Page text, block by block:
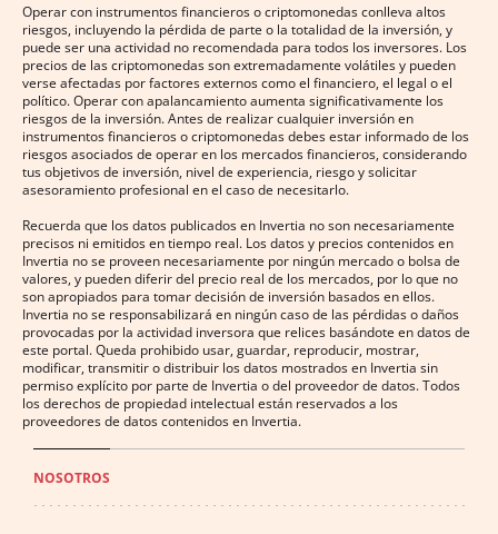
Operar con instrumentos financieros o criptomonedas conlleva altos
riesgos, incluyendo la pérdida de parte o la totalidad de la inversión, y
puede ser una actividad no recomendada para todos los inversores. Los
precios de las criptomonedas son extremadamente volátiles y pueden
verse afectadas por factores externos como el financiero, el legal o el
político. Operar con apalancamiento aumenta significativamente los
riesgos de la inversión. Antes de realizar cualquier inversión en
instrumentos financieros o criptomonedas debes estar informado de los
riesgos asociados de operar en los mercados financieros, considerando
tus objetivos de inversión, nivel de experiencia, riesgo y solicitar
asesoramiento profesional en el caso de necesitarlo.
Recuerda que los datos publicados en Invertia no son necesariamente
precisos ni emitidos en tiempo real. Los datos y precios contenidos en
Invertia no se proveen necesariamente por ningún mercado o bolsa de
valores, y pueden diferir del precio real de los mercados, por lo que no
son apropiados para tomar decisión de inversión basados en ellos.
Invertia no se responsabilizará en ningún caso de las pérdidas o daños
provocadas por la actividad inversora que relices basándote en datos de
este portal. Queda prohibido usar, guardar, reproducir, mostrar,
modificar, transmitir o distribuir los datos mostrados en Invertia sin
permiso explícito por parte de Invertia o del proveedor de datos. Todos
los derechos de propiedad intelectual están reservados a los
proveedores de datos contenidos en Invertia.
NOSOTROS